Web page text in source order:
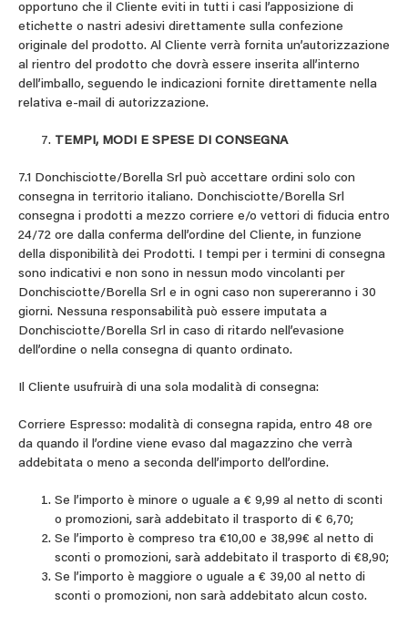
opportuno che il Cliente eviti in tutti i casi l’apposizione di
etichette o nastri adesivi direttamente sulla confezione
originale del prodotto. Al Cliente verrà fornita un’autorizzazione
al rientro del prodotto che dovrà essere inserita all’interno
dell’imballo, seguendo le indicazioni fornite direttamente nella
relativa e-mail di autorizzazione.
TEMPI, MODI E SPESE DI CONSEGNA
7.1 Donchisciotte/Borella Srl può accettare ordini solo con
consegna in territorio italiano. Donchisciotte/Borella Srl
consegna i prodotti a mezzo corriere e/o vettori di fiducia entro
24/72 ore dalla conferma dell’ordine del Cliente, in funzione
della disponibilità dei Prodotti. I tempi per i termini di consegna
sono indicativi e non sono in nessun modo vincolanti per
Donchisciotte/Borella Srl e in ogni caso non supereranno i 30
giorni. Nessuna responsabilità può essere imputata a
Donchisciotte/Borella Srl in caso di ritardo nell’evasione
dell’ordine o nella consegna di quanto ordinato.
Il Cliente usufruirà di una sola modalità di consegna:
Corriere Espresso: modalità di consegna rapida, entro 48 ore
da quando il l’ordine viene evaso dal magazzino che verrà
addebitata o meno a seconda dell’importo dell’ordine.
Se l’importo è minore o uguale a € 9,99 al netto di sconti
o promozioni, sarà addebitato il trasporto di € 6,70;
Se l’importo è compreso tra €10,00 e 38,99€ al netto di
sconti o promozioni, sarà addebitato il trasporto di €8,90;
Se l’importo è maggiore o uguale a € 39,00 al netto di
sconti o promozioni, non sarà addebitato alcun costo.